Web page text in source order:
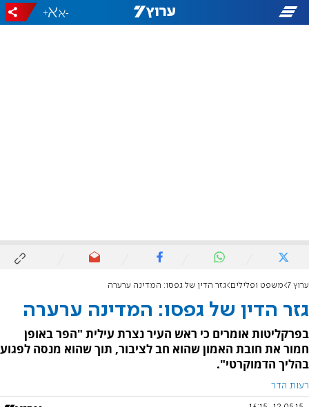
-
+
ערוץ 7 משפט ופלילים גזר הדין של גפסו: המדינה ערערה
גזר הדין של גפסו: המדינה ערערה
בפרקליטות אומרים כי ראש העיר נצרת עילית "הפר באופן
חמור את חובת האמון שהוא חב לציבור, תוך שהוא מנסה לפגוע
בהליך הדמוקרטי".
רעות הדר